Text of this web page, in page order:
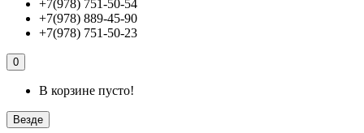
+7(978) 751-50-54
+7(978) 889-45-90
+7(978) 751-50-23
0
В корзине пусто!
Везде